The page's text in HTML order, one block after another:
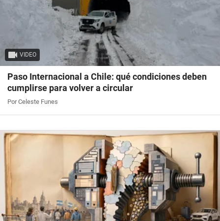
VIDEO
Paso Internacional a Chile: qué condiciones deben
cumplirse para volver a circular
Por Celeste Funes